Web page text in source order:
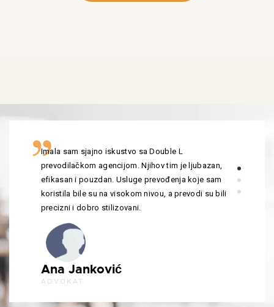
Imala sam sjajno iskustvo sa Double L
prevodilačkom agencijom. Njihov tim je ljubazan,
efikasan i pouzdan. Usluge prevođenja koje sam
koristila bile su na visokom nivou, a prevodi su bili
precizni i dobro stilizovani.
Ana Janković
ADVOKAT